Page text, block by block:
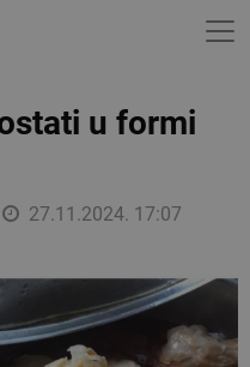
u formi
27.11.2024. 17:07